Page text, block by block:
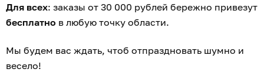
Для всех: заказы от 30 000 рублей бережно привезут
бесплатно в любую точку области.
Мы будем вас ждать, чтоб отпраздновать шумно и
весело!